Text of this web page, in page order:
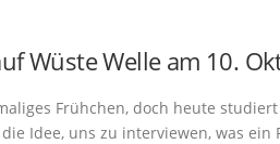
Wüste Welle am 10.
Frühchen, doch heute
Idee, uns zu interviewen, was